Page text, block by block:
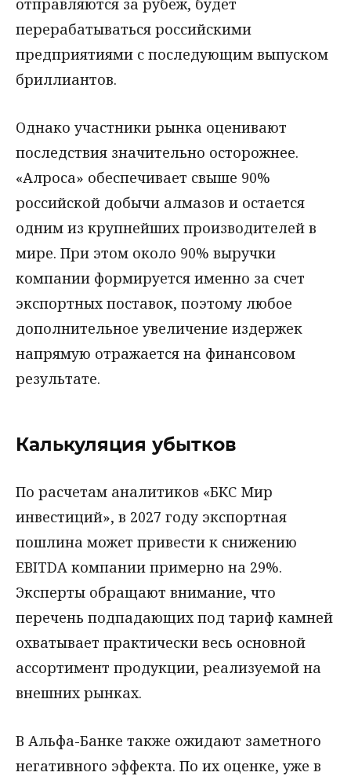
отправляются за рубеж, будет
перерабатываться российскими
предприятиями с последующим выпуском
бриллиантов.
Однако участники рынка оценивают
последствия значительно осторожнее.
«Алроса» обеспечивает свыше 90%
российской добычи алмазов и остается
одним из крупнейших производителей в
мире. При этом около 90% выручки
компании формируется именно за счет
экспортных поставок, поэтому любое
дополнительное увеличение издержек
напрямую отражается на финансовом
результате.
Калькуляция убытков
По расчетам аналитиков «БКС Мир
инвестиций», в 2027 году экспортная
пошлина может привести к снижению
EBITDA компании примерно на 29%.
Эксперты обращают внимание, что
перечень подпадающих под тариф камней
охватывает практически весь основной
ассортимент продукции, реализуемой на
внешних рынках.
В Альфа-Банке также ожидают заметного
негативного эффекта. По их оценке, уже в